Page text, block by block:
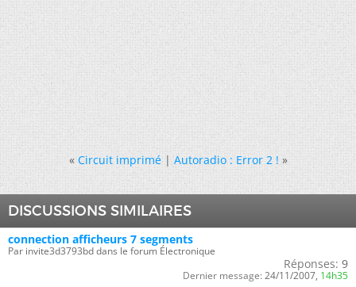
« Circuit imprimé|Autoradio : Error 2 ! »
DISCUSSIONS SIMILAIRES
connection afficheurs 7 segments
Par invite3d3793bd dans le forum Électronique
Réponses: 9
Dernier message: 24/11/2007, 14h35